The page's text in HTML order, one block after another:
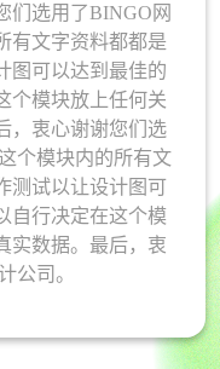
们选用了BINGO网
有文字资料都都是
图可以达到最佳的
个模块放上任何关
，衷心谢谢您们选
个模块内的所有文
测试以让设计图可
自行决定在这个模
实数据。最后，衷
公司。